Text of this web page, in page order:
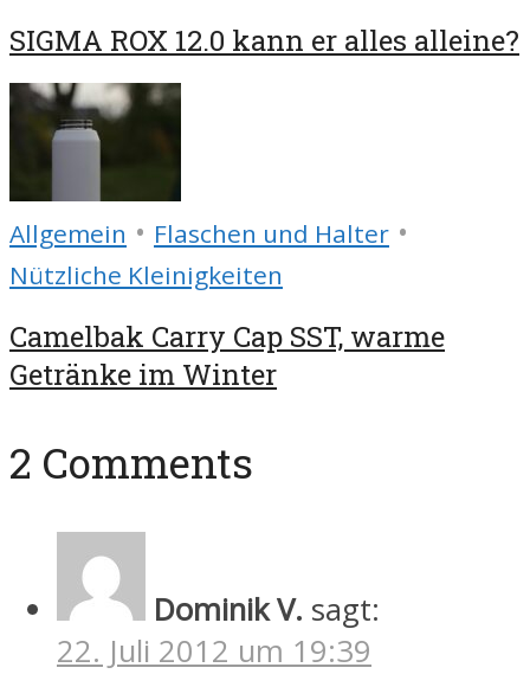
SIGMA ROX 12.0 kann er alles alleine?
Allgemein • Flaschen und Halter •
Nützliche Kleinigkeiten
Camelbak Carry Cap SST, warme
Getränke im Winter
2 Comments
Dominik V. sagt:
22. Juli 2012 um 19:39